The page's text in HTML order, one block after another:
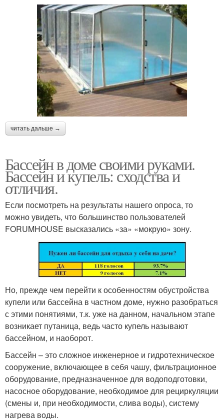
читать дальше →
Бассейн в доме своими руками.
Бассейн и купель: сходства и
отличия.
Если посмотреть на результаты нашего опроса, то
можно увидеть, что большинство пользователей
FORUMHOUSE высказались «за» «мокрую» зону.
Но, прежде чем перейти к особенностям обустройства
купели или бассейна в частном доме, нужно разобраться
с этими понятиями, т.к. уже на данном, начальном этапе
возникает путаница, ведь часто купель называют
бассейном, и наоборот.
Бассейн – это сложное инженерное и гидротехническое
сооружение, включающее в себя чашу, фильтрационное
оборудование, предназначенное для водоподготовки,
насосное оборудование, необходимое для рециркуляции
(смены и, при необходимости, слива воды), систему
нагрева воды.